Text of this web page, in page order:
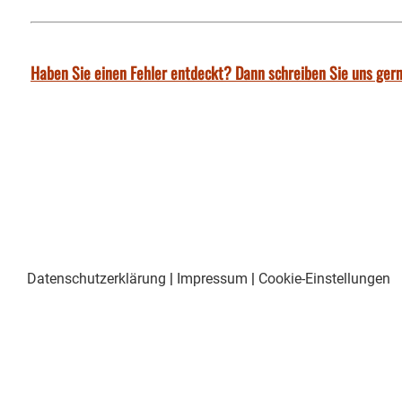
Haben Sie einen Fehler entdeckt? Dann schreiben Sie uns
Datenschutzerklärung | Impressum | Cookie-Einstellungen